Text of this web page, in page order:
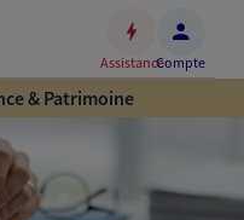
AssistanceCompte
& Patrimoine